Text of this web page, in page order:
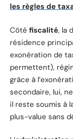
les règles de
Côté fiscalité, la
résidence
exonération de
permettent),
grâce à
secondaire, lui,
il reste soumis à
plus-value sans